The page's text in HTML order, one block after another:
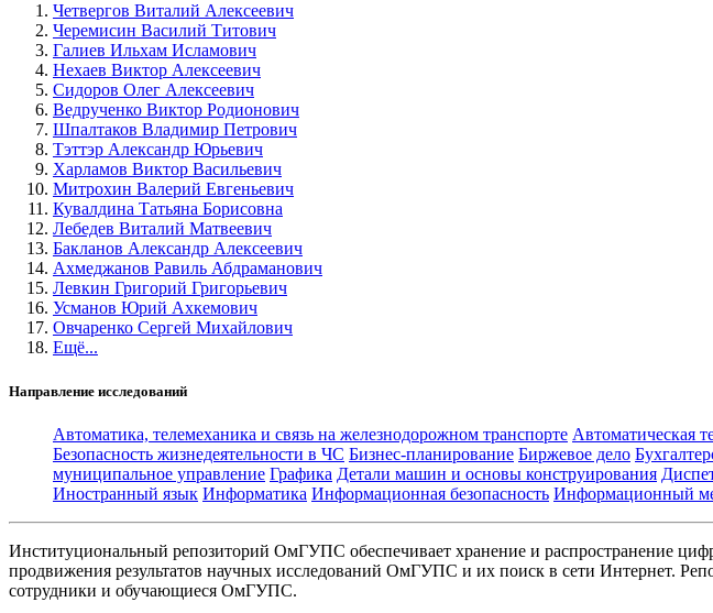
Четвергов Виталий Алексеевич
Черемисин Василий Титович
Галиев Ильхам Исламович
Нехаев Виктор Алексеевич
Сидоров Олег Алексеевич
Ведрученко Виктор Родионович
Шпалтаков Владимир Петрович
Тэттэр Александр Юрьевич
Харламов Виктор Васильевич
Митрохин Валерий Евгеньевич
Кувалдина Татьяна Борисовна
Лебедев Виталий Матвеевич
Бакланов Александр Алексеевич
Ахмеджанов Равиль Абдраманович
Левкин Григорий Григорьевич
Усманов Юрий Ахкемович
Овчаренко Сергей Михайлович
Ещё...
Направление исследований
Автоматика, телемеханика и связь на железнодорожном транспорте Автоматическая
Безопасность жизнедеятельности в ЧС Бизнес-планирование Биржевое дело
муниципальное управление Графика Детали машин и основы конструирования
Иностранный язык Информатика Информационная безопасность Информационный
Институциональный репозиторий ОмГУПС обеспечивает хранение и распространение
продвижения результатов научных исследований ОмГУПС и их поиск в сети Интернет.
сотрудники и обучающиеся ОмГУПС.